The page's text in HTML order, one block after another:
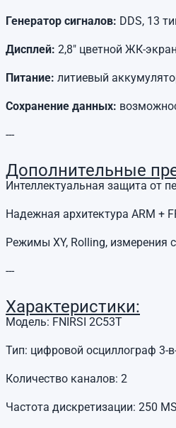
Генератор сигналов: DDS, 13
Дисплей: 2,8" цветной ЖК-
Питание: литиевый
Сохранение данных:
---
Дополнительные
Интеллектуальная защита от
Надежная архитектура ARM +
Режимы XY, Rolling, измерения
---
Характеристики:
Модель: FNIRSI 2C53T
Тип: цифровой осциллограф 3-
Количество каналов: 2
Частота дискретизации: 250